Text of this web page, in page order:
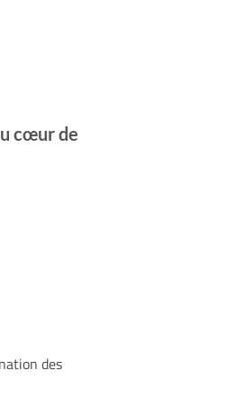
cœur de
des